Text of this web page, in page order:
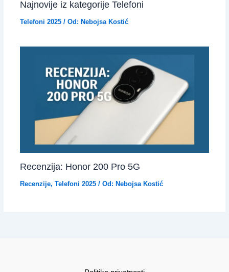
Najnovije iz kategorije Telefoni
Telefoni 2025/ Od: Nebojsa Kostić
Recenzija: Honor 200 Pro 5G
Recenzije, Telefoni 2025/ Od: Nebojsa Kostić